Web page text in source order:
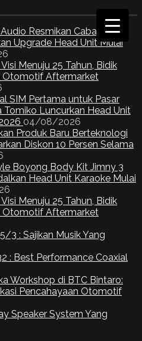
Resmikan Cabang
Upgrade Head Unit Mulai
Menuju 25 Tahun, Bidik
Otomotif Aftermarket
SIM Pertama untuk Pasar
Luncurkan Head Unit
04/08/2026
Produk Baru Berteknologi
Diskon 10 Persen Selama
Boyong Body Kit Jimny 3
Head Unit Karaoke Mulai
Menuju 25 Tahun, Bidik
Otomotif Aftermarket
3 : Sajikan Musik Yang
: Best Performance Coaxial
Workshop di BTC Bintaro:
Pencahayaan Otomotif
Speaker System Yang